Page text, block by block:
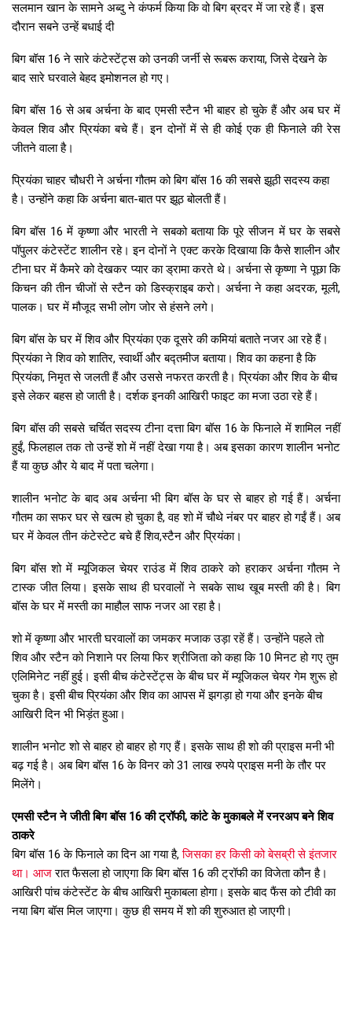
सलमान खान के सामने अब्दु ने कंफर्म किया कि वो बिग ब्रदर में जा रहे हैं। इस
दौरान सबने उन्हें बधाई दी
बिग बॉस 16 ने सारे कंटेस्टेंट्स को उनकी जर्नी से रूबरू कराया, जिसे देखने के
बाद सारे घरवाले बेहद इमोशनल हो गए।
बिग बॉस 16 से अब अर्चना के बाद एमसी स्टैन भी बाहर हो चुके हैं और अब घर में
केवल शिव और प्रियंका बचे हैं। इन दोनों में से ही कोई एक ही फिनाले की रेस
जीतने वाला है।
प्रियंका चाहर चौधरी ने अर्चना गौतम को बिग बॉस 16 की सबसे झूठी सदस्य कहा
है। उन्होंने कहा कि अर्चना बात-बात पर झूठ बोलती हैं।
बिग बॉस 16 में कृष्णा और भारती ने सबको बताया कि पूरे सीजन में घर के सबसे
पॉपुलर कंटेस्टेंट शालीन रहे। इन दोनों ने एक्ट करके दिखाया कि कैसे शालीन और
टीना घर में कैमरे को देखकर प्यार का ड्रामा करते थे। अर्चना से कृष्णा ने पूछा कि
किचन की तीन चीजों से स्टैन को डिस्क्राइब करो। अर्चना ने कहा अदरक, मूली,
पालक। घर में मौजूद सभी लोग जोर से हंसने लगे।
बिग बॉस के घर में शिव और प्रियंका एक दूसरे की कमियां बताते नजर आ रहे हैं।
प्रियंका ने शिव को शातिर, स्वार्थी और बद्तमीज बताया। शिव का कहना है कि
प्रियंका, निमृत से जलती हैं और उससे नफरत करती है। प्रियंका और शिव के बीच
इसे लेकर बहस हो जाती है। दर्शक इनकी आखिरी फाइट का मजा उठा रहे हैं।
बिग बॉस की सबसे चर्चित सदस्य टीना दत्ता बिग बॉस 16 के फिनाले में शामिल नहीं
हुईं, फिलहाल तक तो उन्हें शो में नहीं देखा गया है। अब इसका कारण शालीन भनोट
हैं या कुछ और ये बाद में पता चलेगा।
शालीन भनोट के बाद अब अर्चना भी बिग बॉस के घर से बाहर हो गई हैं। अर्चना
गौतम का सफर घर से खत्म हो चुका है, वह शो में चौथे नंबर पर बाहर हो गईं हैं। अब
घर में केवल तीन कंटेस्टेट बचे हैं शिव,स्टैन और प्रियंका।
बिग बॉस शो में म्यूजिकल चेयर राउंड में शिव ठाकरे को हराकर अर्चना गौतम ने
टास्क जीत लिया। इसके साथ ही घरवालों ने सबके साथ खूब मस्ती की है। बिग
बॉस के घर में मस्ती का माहौल साफ नजर आ रहा है।
शो में कृष्णा और भारती घरवालों का जमकर मजाक उड़ा रहें हैं। उन्होंने पहले तो
शिव और स्टैन को निशाने पर लिया फिर श्रीजिता को कहा कि 10 मिनट हो गए तुम
एलिमिनेट नहीं हुई। इसी बीच कंटेस्टेंट्स के बीच घर में म्यूजिकल चेयर गेम शुरू हो
चुका है। इसी बीच प्रियंका और शिव का आपस में झगड़ा हो गया और इनके बीच
आखिरी दिन भी भिड़ंत हुआ।
शालीन भनोट शो से बाहर हो बाहर हो गए हैं। इसके साथ ही शो की प्राइस मनी भी
बढ़ गई है। अब बिग बॉस 16 के विनर को 31 लाख रुपये प्राइस मनी के तौर पर
मिलेंगे।
एमसी स्टैन ने जीती बिग बॉस 16 की ट्रॉफी, कांटे के मुकाबले में रनरअप बने शिव
ठाकरे
बिग बॉस 16 के फिनाले का दिन आ गया है,जिसका हर किसी को बेसब्री से इंतजार
था। आजरात फैसला हो जाएगा कि बिग बॉस 16 की ट्रॉफी का विजेता कौन है।
आखिरी पांच कंटेस्टेंट के बीच आखिरी मुकाबला होगा। इसके बाद फैंस को टीवी का
नया बिग बॉस मिल जाएगा। कुछ ही समय में शो की शुरुआत हो जाएगी।